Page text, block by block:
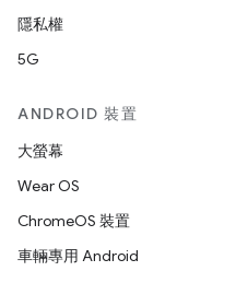
隱私權
5G
ANDROID 裝置
大螢幕
Wear OS
ChromeOS 裝置
車輛專用 Android